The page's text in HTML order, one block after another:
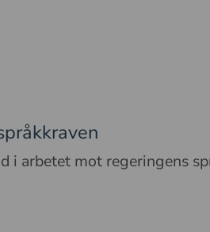
i arbetet mot regeringens